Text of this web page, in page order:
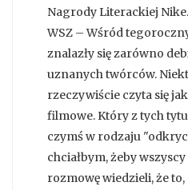
Nagrody Literackiej
WSZ – Wśród
znalazły się zarówno
uznanych twórców.
rzeczywiście czyta się
filmowe. Który z tych
czymś w rodzaju
chciałbym, żeby
rozmowę wiedzieli, że